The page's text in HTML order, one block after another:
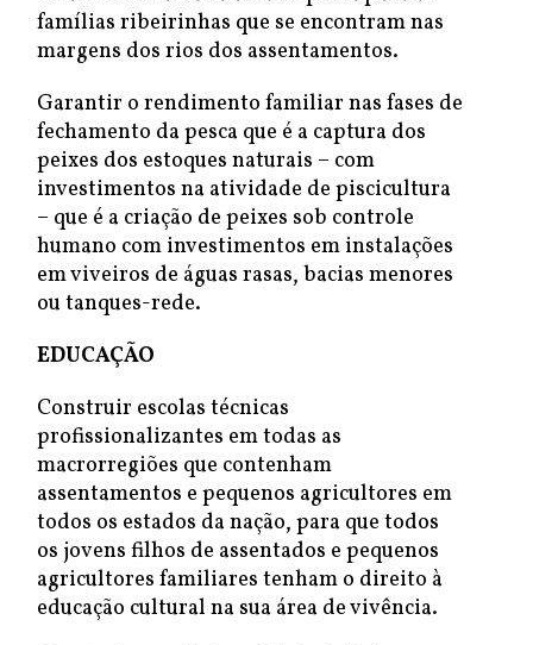
famílias ribeirinhas que se encontram nas
margens dos rios dos assentamentos.
Garantir o rendimento familiar nas fases de
fechamento da pesca que é a captura dos
peixes dos estoques naturais – com
investimentos na atividade de piscicultura
– que é a criação de peixes sob controle
humano com investimentos em instalações
em viveiros de águas rasas, bacias menores
ou tanques-rede.
EDUCAÇÃO
Construir escolas técnicas
profissionalizantes em todas as
macrorregiões que contenham
assentamentos e pequenos agricultores em
todos os estados da nação, para que todos
os jovens filhos de assentados e pequenos
agricultores familiares tenham o direito à
educação cultural na sua área de vivência.